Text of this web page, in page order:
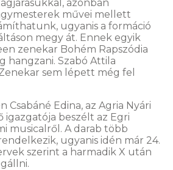
azonban
művei mellett
ugyanis a formáció
megy át. Ennek egyik
zenekar Bohém Rapszódia
hangzani. Szabó Attila
sem lépett még fel
Csabáné Edina, az Agria Nyári
beszélt az Egri
musicalről. A darab több
ugyanis idén már 24.
szerint a harmadik X után